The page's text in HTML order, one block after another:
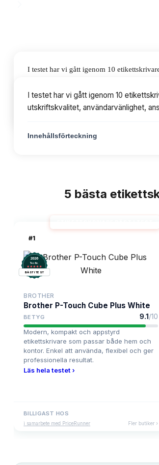
I testet har vi gått igenom 10
Innehållsförteckning
I testet har vi gått igenom 10
utskriftskvalitet, användarvänlighet,
Innehållsförteckning
5 bästa
#1
2026
Testix.
BÄST I TEST
BROTHER
Brother P-Touch Cube Plus White
BETYG 9.1/10
Modern, kompakt och appstyrd
etikettskrivare som passar både hem och
kontor. Enkel att använda, flexibel och ger
professionella resultat.
Läs hela testet ›
BILLIGAST HOS
i samarbete med PriceRunner Fler butiker ›